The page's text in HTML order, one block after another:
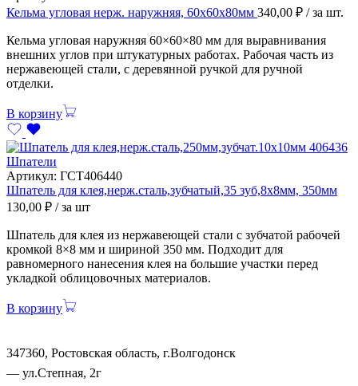
Кельма угловая нерж. наружняя, 60х60х80мм 340,00 ₽ / за шт.
Кельма угловая наружняя 60×60×80 мм для выравнивания
внешних углов при штукатурных работах. Рабочая часть из
нержавеющей стали, с деревянной ручкой для ручной
отделки.
В корзину
Шпатели
Артикул: ГСТ406440
Шпатель для клея,нерж.сталь,зубчатый,35 зуб,8х8мм, 350мм
130,00 ₽ / за шт
Шпатель для клея из нержавеющей стали с зубчатой рабочей
кромкой 8×8 мм и шириной 350 мм. Подходит для
равномерного нанесения клея на большие участки перед
укладкой облицовочных материалов.
В корзину
347360, Ростовская область, г.Волгодонск
— ул.Степная, 2г